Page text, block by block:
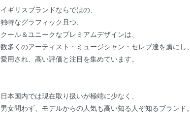
イギリスブランドならではの、
独特なグラフィック且つ、
クール＆ユニークなプレミアムデザインは、
数多くのアーティスト・ミュージシャン・セレブ達を虜にし、
愛用され、高い評価と注目を集めています。
日本国内では現在取り扱いが極端に少なく、
男女問わず、モデルからの人気も高い知る人ぞ知るブランド。